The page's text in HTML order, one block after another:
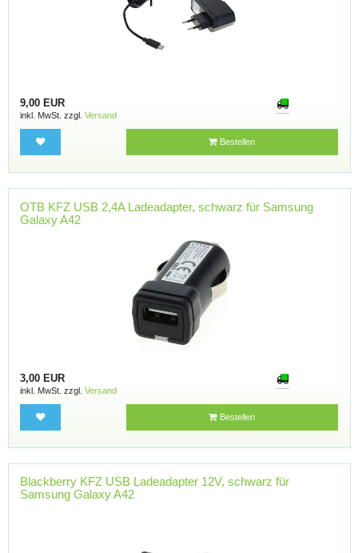
9,00 EUR
inkl. MwSt. zzgl. Versand
Bestellen
OTB KFZ USB 2,4A Ladeadapter, schwarz für Samsung
Galaxy A42
3,00 EUR
inkl. MwSt. zzgl. Versand
Bestellen
Blackberry KFZ USB Ladeadapter 12V, schwarz für
Samsung Galaxy A42